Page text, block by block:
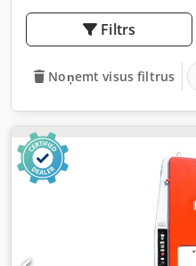
Filtrs
Noņemt visus filtrus